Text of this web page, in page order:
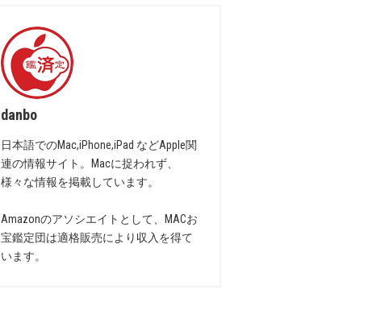
danbo
日本語でのMac,iPhone,iPad などApple関
連の情報サイト。Macに捉われず、
様々な情報を掲載しています。
Amazonのアソシエイトとして、MACお
宝鑑定団は適格販売により収入を得て
います。